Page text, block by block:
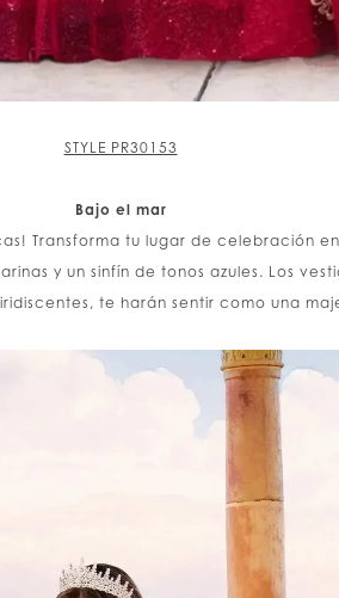
STYLE PR30153
Bajo el mar
Transforma tu lugar de celebración
y un sinfín de tonos azules. Los
te harán sentir como una